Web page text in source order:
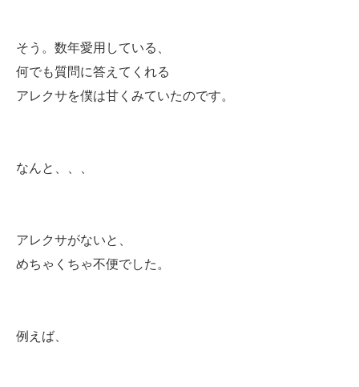
そう。数年愛用している、
何でも質問に答えてくれる
アレクサを僕は甘くみていたのです。
なんと、、、
アレクサがないと、
めちゃくちゃ不便でした。
例えば、